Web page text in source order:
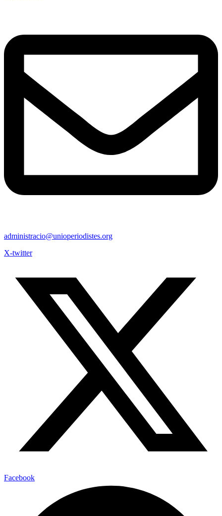
administracio@unioperiodistes.org
X-twitter
Facebook